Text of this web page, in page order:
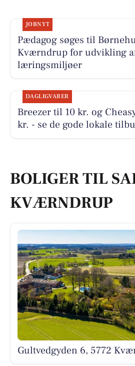
JOBNYT
Pædagog søges til
Kværndrup for udvikling
læringsmiljøer
DAGLIGVARER
Breezer til 10 kr. og
kr. - se de gode lokale
BOLIGER TIL
KVÆRNDRUP
Gultvedgyden 6, 5772